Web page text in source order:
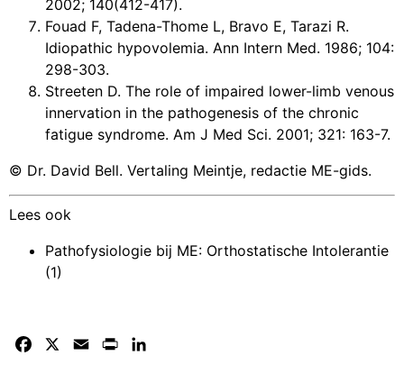
2002; 140(412-417).
Fouad F, Tadena-Thome L, Bravo E, Tarazi R.
Idiopathic hypovolemia. Ann Intern Med. 1986; 104:
298-303.
Streeten D. The role of impaired lower-limb venous
innervation in the pathogenesis of the chronic
fatigue syndrome. Am J Med Sci. 2001; 321: 163-7.
© Dr. David Bell. Vertaling Meintje, redactie ME-gids.
Lees ook
Pathofysiologie bij ME: Orthostatische Intolerantie
(1)
Facebook Email Print